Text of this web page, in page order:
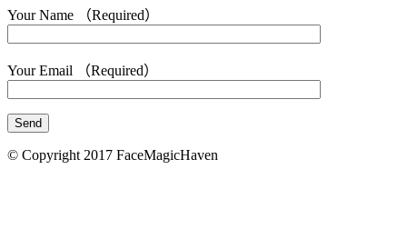
Your Name （Required）
Your Email （Required）
© Copyright 2017 FaceMagicHaven